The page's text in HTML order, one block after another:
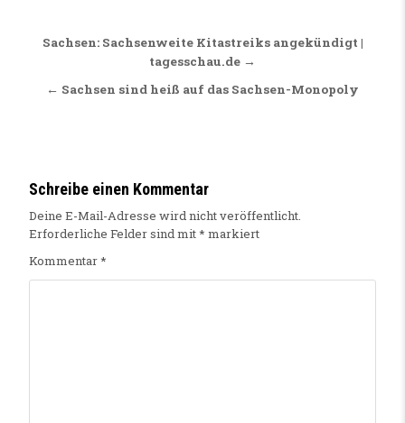
Beitragsnavigation
Sachsen: Sachsenweite Kitastreiks angekündigt |
tagesschau.de →
← Sachsen sind heiß auf das Sachsen-Monopoly
Schreibe einen Kommentar
Deine E-Mail-Adresse wird nicht veröffentlicht.
Erforderliche Felder sind mit* markiert
Kommentar*